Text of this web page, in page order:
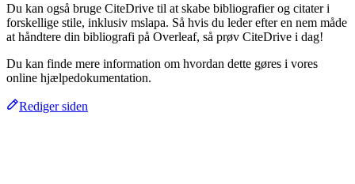
Du kan også bruge CiteDrive til at skabe bibliografier og citater i
forskellige stile, inklusiv mslapa. Så hvis du leder efter en nem måde
at håndtere din bibliografi på Overleaf, så prøv CiteDrive i dag!
Du kan finde mere information om hvordan dette gøres i vores
online hjælpedokumentation.
Rediger siden